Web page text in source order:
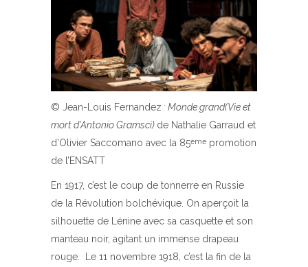
© Jean-Louis Fernandez : Monde grand(Vie et
mort d’Antonio Gramsci) de Nathalie Garraud et
d’Olivier Saccomano avec la 85ème promotion
de l’ENSATT
En 1917, c’est le coup de tonnerre en Russie
de la Révolution bolchévique. On aperçoit la
silhouette de Lénine avec sa casquette et son
manteau noir, agitant un immense drapeau
rouge. Le 11 novembre 1918, c’est la fin de la